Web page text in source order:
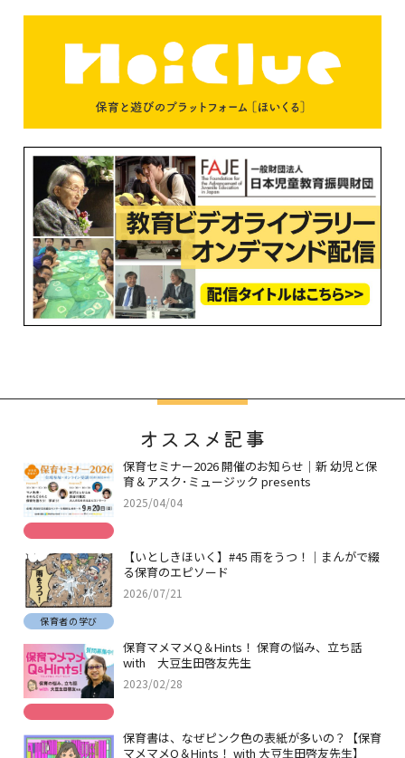
オススメ記事
保育セミナー2026 開催のお知らせ｜新 幼児と保
育＆アスク･ミュージック presents
2025/04/04
【いとしきほいく】#45 雨をうつ！｜まんがで綴
る保育のエピソード
2026/07/21
保育者の学び
保育マメマメQ＆Hints！ 保育の悩み、立ち話
with 大豆生田啓友先生
2023/02/28
保育書は、なぜピンク色の表紙が多いの？【保育
マメマメQ＆Hints！ with 大豆生田啓友先生】